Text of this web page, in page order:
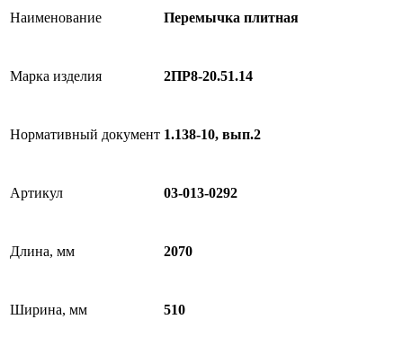
Наименование Перемычка плитная
Марка изделия 2ПР8-20.51.14
Нормативный документ 1.138-10, вып.2
Артикул 03-013-0292
Длина, мм 2070
Ширина, мм 510